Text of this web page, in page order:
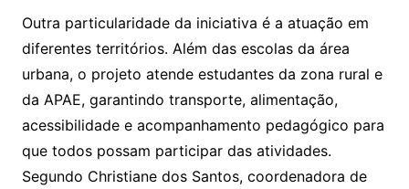
Outra particularidade da iniciativa é a atuação em
diferentes territórios. Além das escolas da área
urbana, o projeto atende estudantes da zona rural e
da APAE, garantindo transporte, alimentação,
acessibilidade e acompanhamento pedagógico para
que todos possam participar das atividades.
Segundo Christiane dos Santos, coordenadora de